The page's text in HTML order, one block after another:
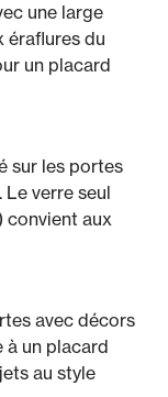
une large
éraflures du
un placard
sur les portes
verre seul
convient aux
avec décors
à un placard
au style